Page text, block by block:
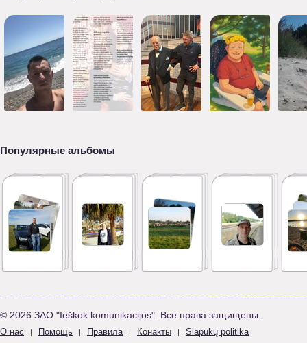
Популярные альбомы
© 2026 ЗАО "Ieškok komunikacijos". Все права защищены.
О нас | Помощь | Правила | Конакты | Slapukų politika